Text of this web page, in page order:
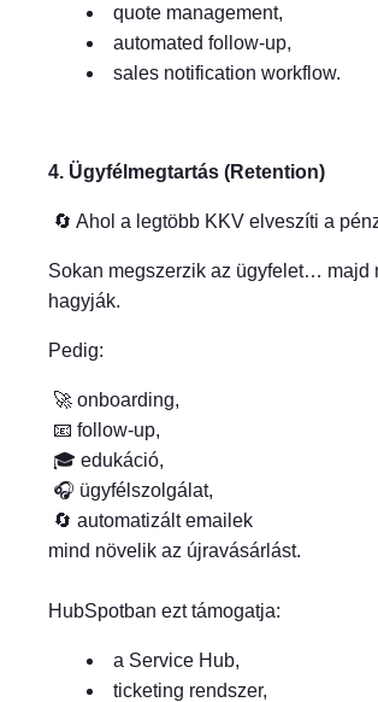
quote management,
automated follow-up,
sales notification workflow.
4. Ügyfélmegtartás (Retention)
🔄 Ahol a legtöbb KKV elveszíti a
Sokan megszerzik az ügyfelet… majd
hagyják.
Pedig:
🚀 onboarding,
📧 follow-up,
🎓 edukáció,
🎧 ügyfélszolgálat,
🔄 automatizált emailek
mind növelik az újravásárlást.
HubSpotban ezt támogatja:
a Service Hub,
ticketing rendszer,